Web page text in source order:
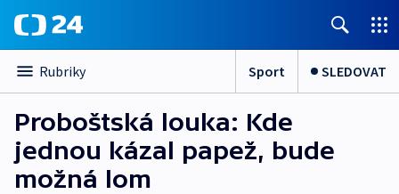
Rubriky Sport SLEDOVAT
Proboštská louka: Kde
jednou kázal papež, bude
možná lom